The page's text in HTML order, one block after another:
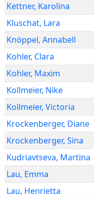
Kettner, Karolina
Kluschat, Lara
Knöppel, Annabell
Kohler, Clara
Kohler, Maxim
Kollmeier, Nike
Kollmeier, Victoria
Krockenberger, Diane
Krockenberger, Sina
Kudriavtseva, Martina
Lau, Emma
Lau, Henrietta